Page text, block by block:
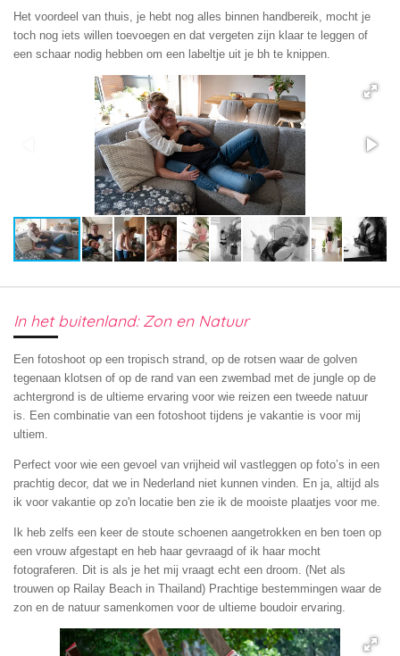
Het voordeel van thuis, je hebt nog alles binnen handbereik, mocht je
toch nog iets willen toevoegen en dat vergeten zijn klaar te leggen of
een schaar nodig hebben om een labeltje uit je bh te knippen.
In het buitenland: Zon en Natuur
Een fotoshoot op een tropisch strand, op de rotsen waar de golven
tegenaan klotsen of op de rand van een zwembad met de jungle op de
achtergrond is de ultieme ervaring voor wie reizen een tweede natuur
is.
Een combinatie van een fotoshoot tijdens je vakantie is voor mij
ultiem.
Perfect voor wie een gevoel van vrijheid wil vastleggen op foto’s in een
prachtig decor, dat we in Nederland niet kunnen vinden. En ja, altijd als
ik voor vakantie op zo'n locatie ben zie ik de mooiste plaatjes voor me.
Ik heb zelfs een keer de stoute schoenen aangetrokken en ben toen op
een vrouw afgestapt en heb haar gevraagd of ik haar mocht
fotograferen. Dit is als je het mij vraagt echt een droom. (Net als
trouwen op Railay Beach in Thailand) Prachtige bestemmingen waar de
zon en de natuur samenkomen voor de ultieme boudoir ervaring.